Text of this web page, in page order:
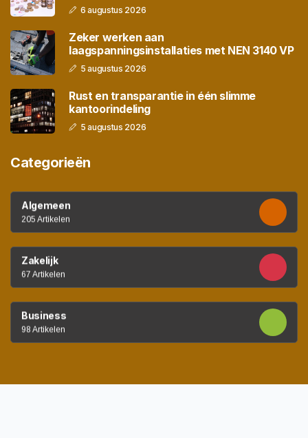
6 augustus 2026
Zeker werken aan
laagspanningsinstallaties met NEN 3140 VP
5 augustus 2026
Rust en transparantie in één slimme
kantoorindeling
5 augustus 2026
Categorieën
Algemeen
205 Artikelen
Zakelijk
67 Artikelen
Business
98 Artikelen